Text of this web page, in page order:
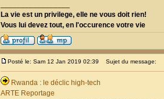
La vie est un privilege, elle ne vous doit rien!
Vous lui devez tout, en l'occurence votre vie
Posté le: Sam 12 Jan 2019 02:39 Sujet du message:
Rwanda : le déclic high-tech
ARTE Reportage